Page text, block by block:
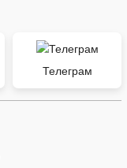
Телеграм